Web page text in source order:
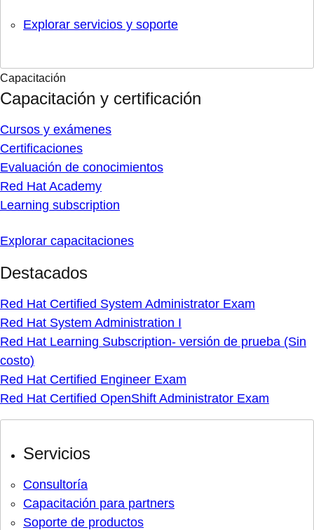
Explorar servicios y soporte
Capacitación
Capacitación y certificación
Cursos y exámenes
Certificaciones
Evaluación de conocimientos
Red Hat Academy
Learning subscription
Explorar capacitaciones
Destacados
Red Hat Certified System Administrator Exam
Red Hat System Administration I
Red Hat Learning Subscription- versión de prueba (Sin
costo)
Red Hat Certified Engineer Exam
Red Hat Certified OpenShift Administrator Exam
Servicios
Consultoría
Capacitación para partners
Soporte de productos